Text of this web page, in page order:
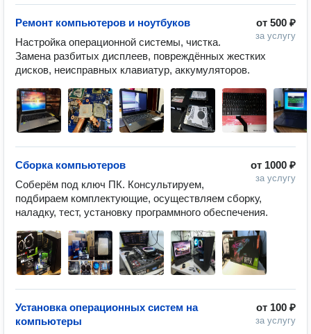
от 500 ₽
за услугу
Ремонт компьютеров и ноутбуков
Настройка операционной системы, чистка.
Замена разбитых дисплеев, повреждённых жестких
дисков, неисправных клавиатур, аккумуляторов.
от 1000 ₽
за услугу
Сборка компьютеров
Соберём под ключ ПК. Консультируем,
подбираем комплектующие, осуществляем сборку,
наладку, тест, установку программного обеспечения.
от 100 ₽
за услугу
Установка операционных систем на
компьютеры